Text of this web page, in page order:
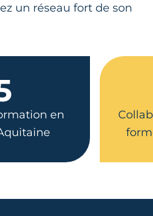
un réseau fort de son
en